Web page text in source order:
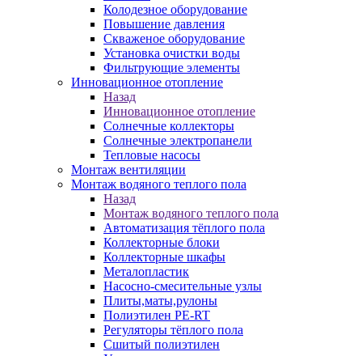
Колодезное оборудование
Повышение давления
Скваженое оборудование
Установка очистки воды
Фильтрующие элементы
Инновационное отопление
Назад
Инновационное отопление
Солнечные коллекторы
Солнечные электропанели
Тепловые насосы
Монтаж вентиляции
Монтаж водяного теплого пола
Назад
Монтаж водяного теплого пола
Автоматизация тёплого пола
Коллекторные блоки
Коллекторные шкафы
Металопластик
Насосно-смесительные узлы
Плиты,маты,рулоны
Полиэтилен PE-RT
Регуляторы тёплого пола
Сшитый полиэтилен